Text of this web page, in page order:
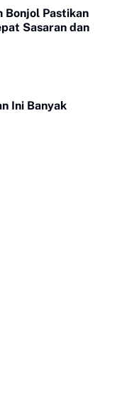
Bonjol Pastikan
Sasaran dan
Ini Banyak